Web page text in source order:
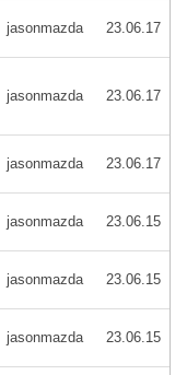
jasonmazda 23.06.17
jasonmazda 23.06.17
jasonmazda 23.06.17
jasonmazda 23.06.15
jasonmazda 23.06.15
jasonmazda 23.06.15